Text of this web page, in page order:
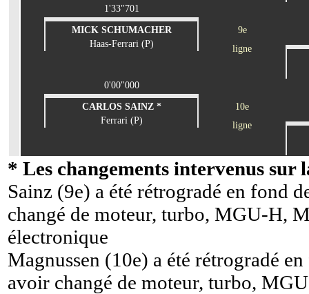
1'33"701
MICK SCHUMACHER
Haas-Ferrari (P)
9e
ligne
0'00"000
CARLOS SAINZ *
Ferrari (P)
10e
ligne
* Les changements intervenus sur
Sainz (9e) a été rétrogradé en fond
changé de moteur, turbo, MGU-H,
électronique
Magnussen (10e) a été rétrogradé
avoir changé de moteur, turbo,